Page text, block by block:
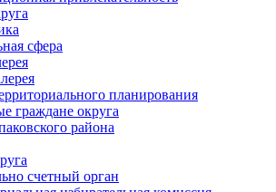
сфера
планирования
граждане округа
района
счетный орган